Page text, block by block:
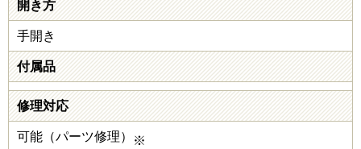
開き方
手開き
付属品
修理対応
可能（パーツ修理） ※